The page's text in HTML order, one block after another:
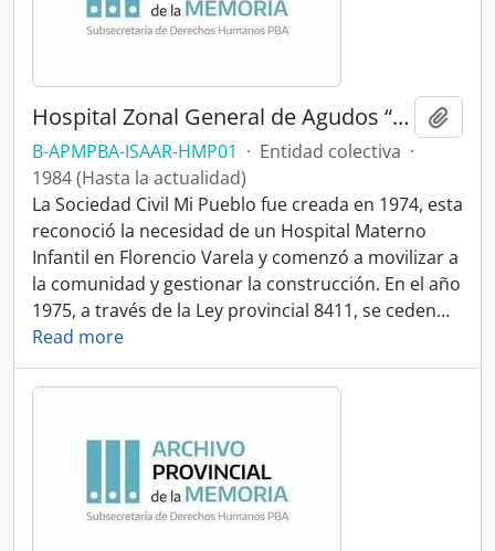
Hospital Zonal General de Agudos “Mi Pueblo”
B-APMPBA-ISAAR-HMP01 · Entidad colectiva ·
1984 (Hasta la actualidad)
La Sociedad Civil Mi Pueblo fue creada en 1974, esta
reconoció la necesidad de un Hospital Materno
Infantil en Florencio Varela y comenzó a movilizar a
la comunidad y gestionar la construcción. En el año
1975, a través de la Ley provincial 8411, se ceden…
Read more